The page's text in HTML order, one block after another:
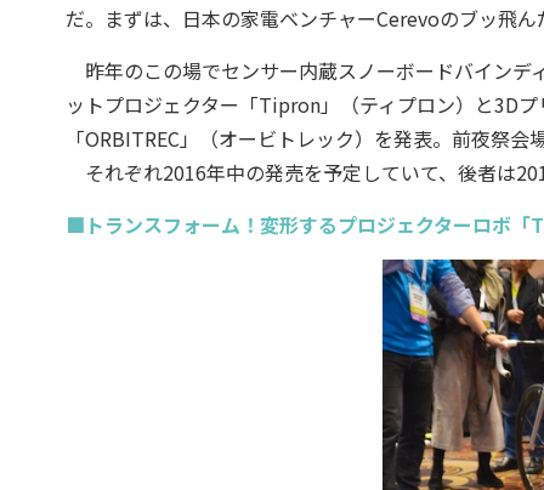
だ。まずは、日本の家電ベンチャーCerevoのブッ飛
昨年のこの場でセンサー内蔵スノーボードバイン
ットプロジェクター「Tipron」（ティプロン）と3D
「ORBITREC」（オービトレック）を発表。前夜祭
それぞれ2016年中の発売を予定していて、後者は
■トランスフォーム！変形するプロジェクターロボ